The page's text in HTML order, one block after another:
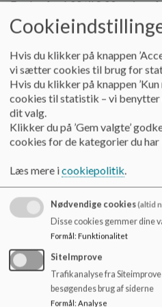
o Fredag fra 6.00 til 8.00 og igen
På skolens undervisningsfrie
Telefon: 51 18 64 16
SFO-leder: Bo Michael
Mail: BoPed@nyborg.dk
Smørhullet (SFO'en i Frørup)
Åbningstider:
Mandag til torsdag fra 6.00 til
Hvis du klikker på knappen
vi sætter cookies til brug for
Hvis du klikker på knappen
cookies til statistik – vi benytter
dit valg.
Klikker du på ’Gem valgte’
cookies for de kategorier du har
Læs mere icookiepolitik.
Nødvendige cookies(altid
Disse cookies gemmer dine
Formål: Funktionalitet
SiteImprove
Trafikanalyse fra
besøgendes brug af siderne
Formål: Analyse